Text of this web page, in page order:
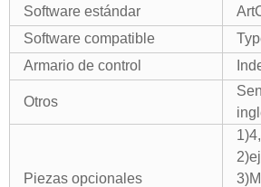
Software estándar
Software compatible
Armario de control
Otros
Piezas opcionales